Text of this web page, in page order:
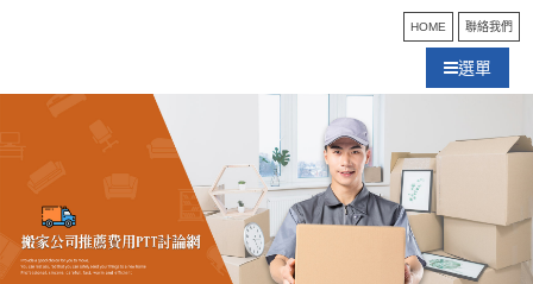
HOME 聯絡我們
選單